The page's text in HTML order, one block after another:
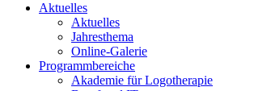
Aktuelles
Aktuelles
Jahresthema
Online-Galerie
Programmbereiche
Akademie für Logotherapie